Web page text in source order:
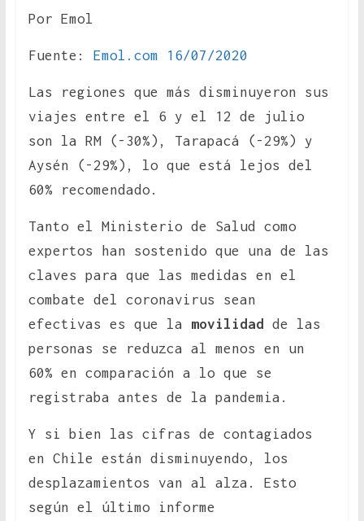
Por Emol
Fuente: Emol.com 16/07/2020
Las regiones que más disminuyeron sus
viajes entre el 6 y el 12 de julio
son la RM (-30%), Tarapacá (-29%) y
Aysén (-29%), lo que está lejos del
60% recomendado.
Tanto el Ministerio de Salud como
expertos han sostenido que una de las
claves para que las medidas en el
combate del coronavirus sean
efectivas es que la movilidad
de las
personas se reduzca al menos en un
60% en comparación a lo que se
registraba antes de la pandemia.
Y si bien las cifras de contagiados
en Chile están disminuyendo, los
desplazamientos van al alza. Esto
según el último informe